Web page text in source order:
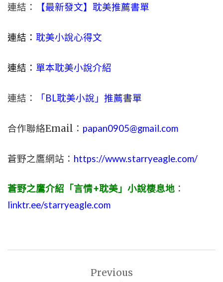
連結： 【最新發文】耽美推薦書單
連結： 耽美小說心得文
連結： 單本耽美小說介紹
連結： 「BL耽美小說」推薦書單
合作聯絡Email： papan0905@gmail.com
蒼野之鷹網站： https://www.starryeagle.com/
蒼野之鷹介紹「言情+耽美」小說棲息地 ：
linktr.ee/starryeagle.com
Previous